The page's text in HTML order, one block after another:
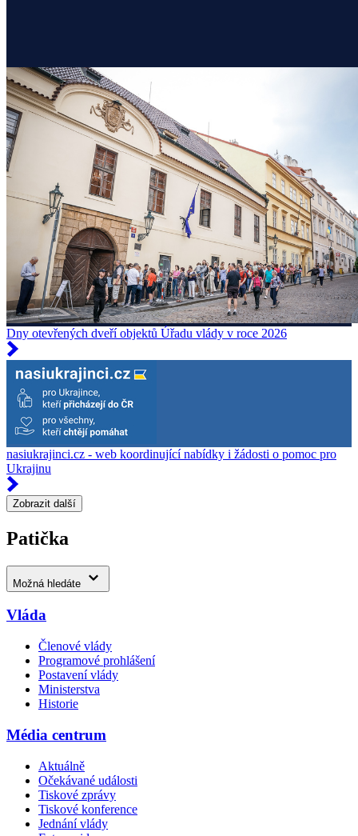
Dny otevřených dveří objektů Úřadu vlády v roce 2026
nasiukrajinci.cz - web koordinující nabídky i žádosti o pomoc pro
Ukrajinu
Zobrazit další
Patička
Možná hledáte
Vláda
Členové vlády
Programové prohlášení
Postavení vlády
Ministerstva
Historie
Média centrum
Aktuálně
Očekávané události
Tiskové zprávy
Tiskové konference
Jednání vlády